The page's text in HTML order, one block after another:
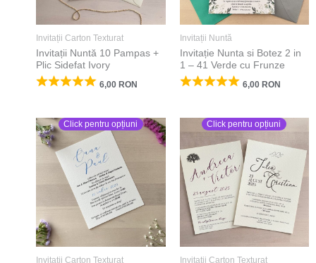
Invitații Carton Texturat
Invitații Nuntă 10 Pampas +
Plic Sidefat Ivory
6,00 RON
Invitații Nuntă
Invitație Nunta si Botez 2 in
1 – 41 Verde cu Frunze
6,00 RON
Click pentru opțiuni
Invitații Carton Texturat
Click pentru opțiuni
Invitații Carton Texturat